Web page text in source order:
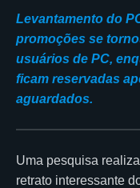
Levantamento do
promoções se
usuários de PC,
ficam reservadas
aguardados.
Uma pesquisa
retrato interessante